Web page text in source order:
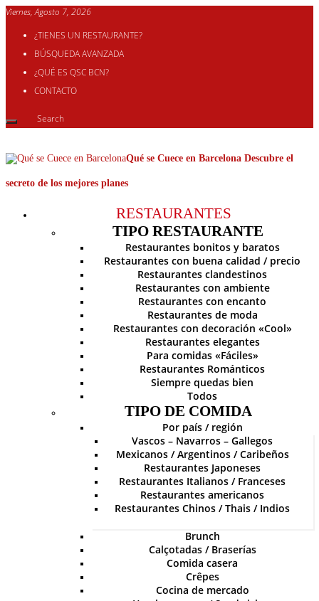
Viernes, Agosto 7, 2026
¿TIENES UN RESTAURANTE?
BÚSQUEDA AVANZADA
¿QUÉ ES QSC BCN?
CONTACTO
Qué se Cuece en Barcelona Descubre el
secreto de los mejores planes
RESTAURANTES
TIPO RESTAURANTE
Restaurantes bonitos y baratos
Restaurantes con buena calidad / precio
Restaurantes clandestinos
Restaurantes con ambiente
Restaurantes con encanto
Restaurantes de moda
Restaurantes con decoración «Cool»
Restaurantes elegantes
Para comidas «Fáciles»
Restaurantes Románticos
Siempre quedas bien
Todos
TIPO DE COMIDA
Por país / región
Vascos – Navarros – Gallegos
Mexicanos / Argentinos / Caribeños
Restaurantes Japoneses
Restaurantes Italianos / Franceses
Restaurantes americanos
Restaurantes Chinos / Thais / Indios
Brunch
Calçotadas / Braserías
Comida casera
Crêpes
Cocina de mercado